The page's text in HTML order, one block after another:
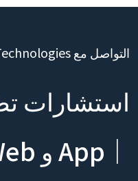
التواصل مع Appar Technologies
استشارات